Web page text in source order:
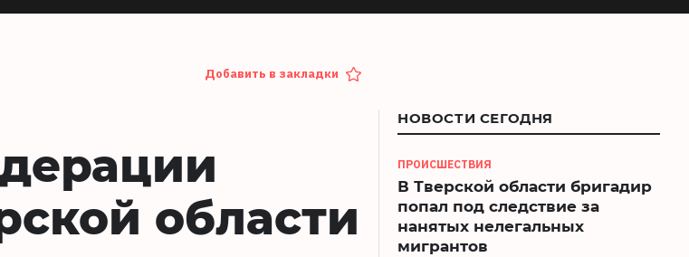
Добавить в закладки
области
НОВОСТИ СЕГОДНЯ
ПРОИСШЕСТВИЯ
В Тверской области бригадир
попал под следствие за
нанятых нелегальных
мигрантов